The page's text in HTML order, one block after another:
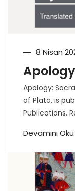
8 Nisan
Apology:
of Plato, is
Publications.
Devamını Oku